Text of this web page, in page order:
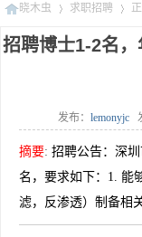
晓木虫 求职招聘
招聘博士1-2名
发布： lemonyjc
摘要: 招聘公告：深
名，要求如下：1. 能
滤，反渗透）制备相